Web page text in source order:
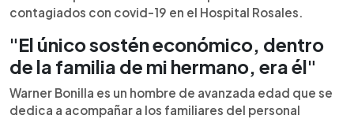
contagiados con covid-19 en el Hospital Rosales.
"El único sostén económico, dentro
de la familia de mi hermano, era él"
Warner Bonilla es un hombre de avanzada edad que se
dedica a acompañar a los familiares del personal